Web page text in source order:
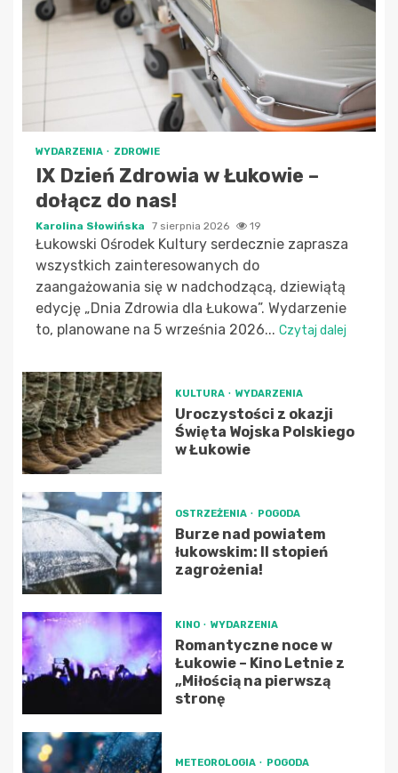
WYDARZENIA ZDROWIE
IX Dzień Zdrowia w Łukowie –
dołącz do nas!
Karolina Słowińska 7 sierpnia 2026 19
Łukowski Ośrodek Kultury serdecznie zaprasza
wszystkich zainteresowanych do
zaangażowania się w nadchodzącą, dziewiątą
edycję „Dnia Zdrowia dla Łukowa”. Wydarzenie
to, planowane na 5 września 2026... Czytaj dalej
KULTURA WYDARZENIA
Uroczystości z okazji
Święta Wojska Polskiego
w Łukowie
OSTRZEŻENIA POGODA
Burze nad powiatem
łukowskim: II stopień
zagrożenia!
KINO WYDARZENIA
Romantyczne noce w
Łukowie – Kino Letnie z
„Miłością na pierwszą
stronę
METEOROLOGIA POGODA